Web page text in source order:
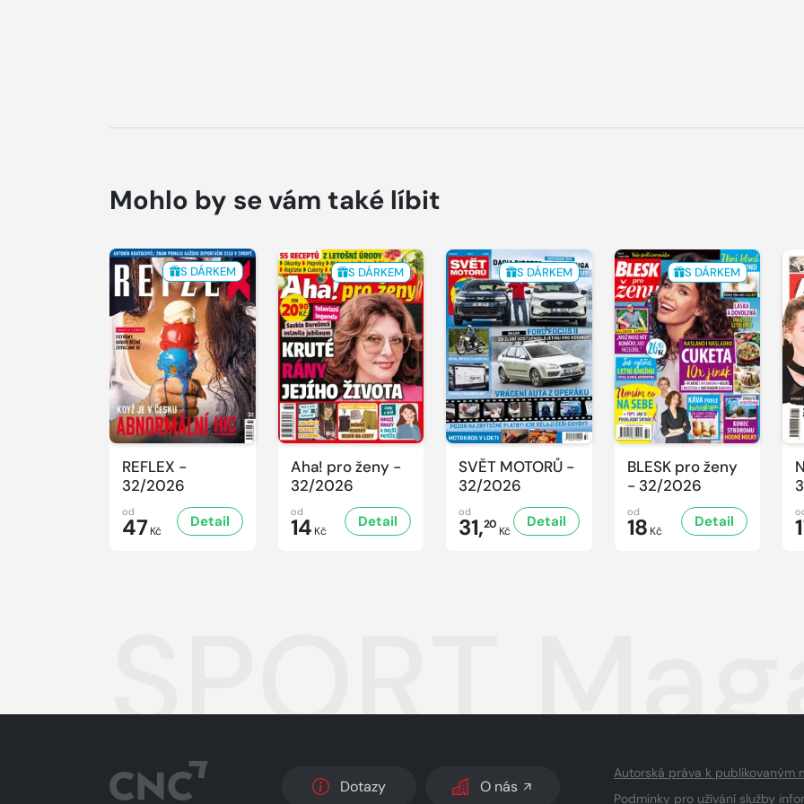
Mohlo by se vám také líbit
S DÁRKEM
REFLEX -
32/2026
od
47 Kč
Detail
S DÁRKEM
Aha! pro ženy -
32/2026
od
14 Kč
Detail
S DÁRKEM
SVĚT MOTORŮ -
32/2026
od
31,20 Kč
Detail
S DÁRKEM
BLESK pro ženy
- 32/2026
od
18 Kč
Detail
SPORT
Dotazy O nás
Autorská práva k publikovaným
Podmínky pro užívání služby